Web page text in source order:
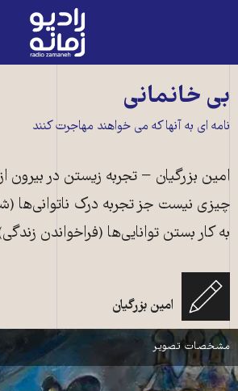
رادیو
زمانه
اصلی
بى خانمانى
نامه اى به آنها که مى خواهند مهاجرت کنند
امین بزرگیان − تجربه زیستن در بیرون
چیزى نیست جز تجربه درک
به کار بستن توانایى‌ها (فراخواندن
امین بزرگیان
نمایش
مشخصات تصویر
انسانی در هوا بر فراز خیابان‌های ویتبسک − اثر مارک